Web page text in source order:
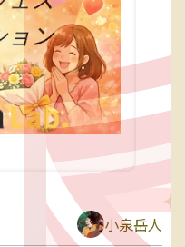
小泉岳人